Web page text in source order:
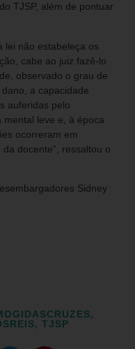
TJSP, além de pontuar
lei não estabeleça os
cabe ao juiz fazê-lo
observado o grau de
a capacidade
auferidas pelo
mental leve e, à época
ocorreram em
docente”, ressaltou o
Sidney
,
, TJSP